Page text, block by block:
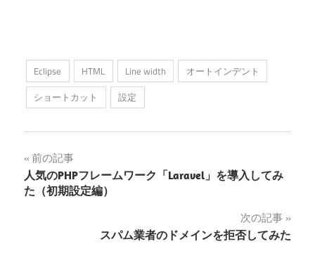
Eclipse HTML Line width
オートインデント
ショートカット
設定
投
稿
前の記事
人気のPHPフレームワーク「Laravel」を導入してみ
た（初期設定編）
次の記事
スパム業者のドメインを拒否してみた